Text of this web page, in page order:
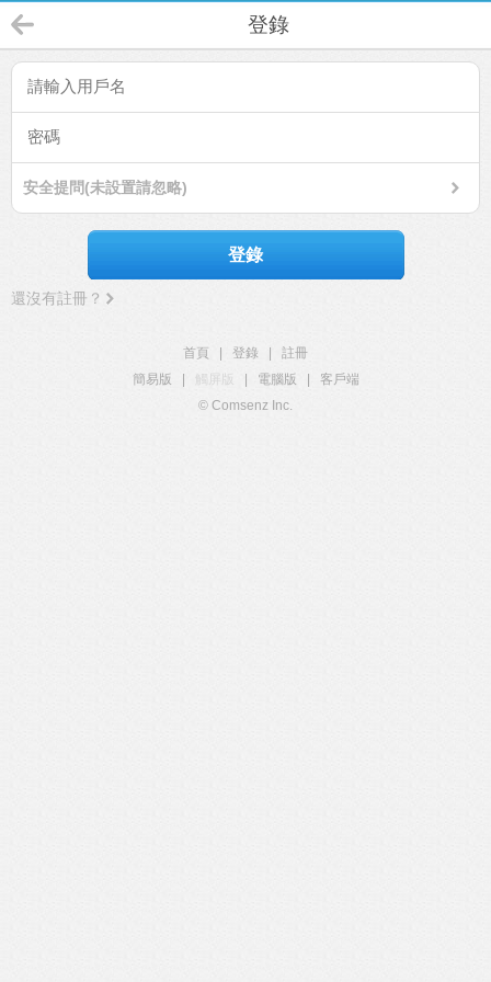
登錄
安全提問(未設置請忽略)
登錄
還沒有註冊？
首頁 登錄
註冊
簡易版
觸屏版 電腦版
客戶端
© Comsenz Inc.